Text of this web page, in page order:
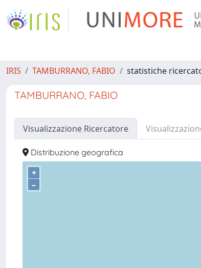
IRIS TAMBURRANO, FABIO statistiche
TAMBURRANO, FABIO
Visualizzazione Ricercatore
Distribuzione geografica
+
–